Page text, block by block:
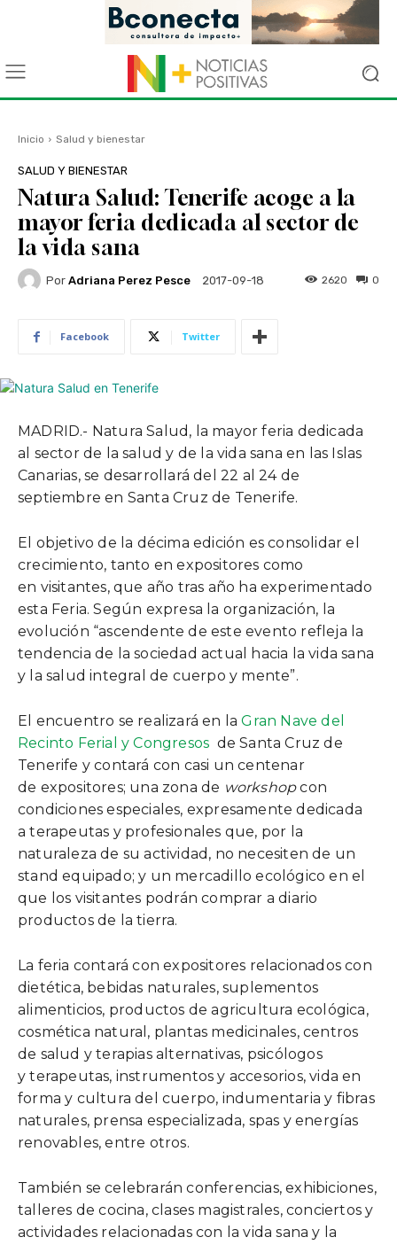
Inicio Salud y bienestar
SALUD Y BIENESTAR
Natura Salud: Tenerife acoge a la
mayor feria dedicada al sector de
la vida sana
Por Adriana Perez Pesce 2017-09-18 0
2620
Facebook Twitter
MADRID.- Natura Salud, la mayor feria dedicada
al sector de la salud y de la vida sana en las Islas
Canarias, se desarrollará del 22 al 24 de
septiembre en Santa Cruz de Tenerife.
El objetivo de la décima edición es consolidar el
crecimiento, tanto en expositores como
en visitantes, que año tras año ha experimentado
esta Feria. Según expresa la organización, la
evolución “ascendente de este evento refleja la
tendencia de la sociedad actual hacia la vida sana
y la salud integral de cuerpo y mente”.
El encuentro se realizará en laGran Nave del
Recinto Ferial y Congresos de Santa Cruz de
Tenerife y contará con casi un centenar
de expositores; una zona de workshopcon
condiciones especiales, expresamente dedicada
a terapeutas y profesionales que, por la
naturaleza de su actividad, no necesiten de un
stand equipado; y un mercadillo ecológico en el
que los visitantes podrán comprar a diario
productos de la tierra.
La feria contará con expositores relacionados con
dietética, bebidas naturales, suplementos
alimenticios, productos de agricultura ecológica,
cosmética natural, plantas medicinales, centros
de salud y terapias alternativas, psicólogos
y terapeutas, instrumentos y accesorios, vida en
forma y cultura del cuerpo, indumentaria y fibras
naturales, prensa especializada, spas y energías
renovables, entre otros.
También se celebrarán conferencias, exhibiciones,
talleres de cocina, clases magistrales, conciertos y
actividades relacionadas con la vida sana y la